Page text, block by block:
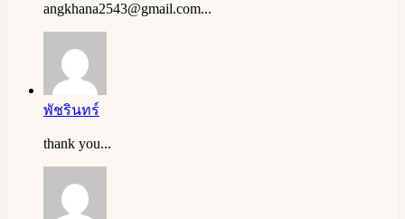
angkhana2543@gmail.com...
พัชรินทร์
thank you...